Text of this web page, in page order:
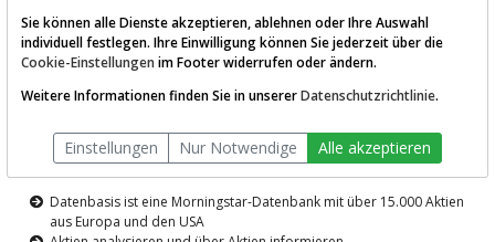
AKTIEN-TERMINAL
Die Aktienanalyse-Plattform von
TraderFox
Datenbasis ist eine Morningstar-Datenbank mit über 15.000 Aktien
aus Europa und den USA
Sie können alle Dienste akzeptieren, ablehnen oder Ihre Auswahl
individuell festlegen. Ihre Einwilligung können Sie jederzeit über die
Cookie-Einstellungen im Footer widerrufen oder ändern.
Weitere Informationen finden Sie in unsererDatenschutzrichtlinie.
Einstellungen Nur Notwendige Alle akzeptieren